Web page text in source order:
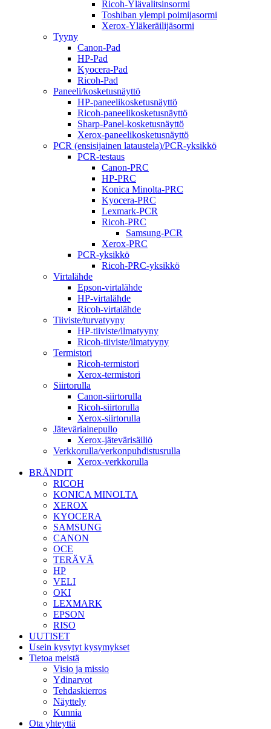
Ricoh-Ylävalitsinsormi
Toshiban ylempi poimijasormi
Xerox-Yläkeräilijäsormi
Tyyny
Canon-Pad
HP-Pad
Kyocera-Pad
Ricoh-Pad
Paneeli/kosketusnäyttö
HP-paneelikosketusnäyttö
Ricoh-paneelikosketusnäyttö
Sharp-Panel-kosketusnäyttö
Xerox-paneelikosketusnäyttö
PCR (ensisijainen lataustela)/PCR-yksikkö
PCR-testaus
Canon-PRC
HP-PRC
Konica Minolta-PRC
Kyocera-PRC
Lexmark-PCR
Ricoh-PRC
Samsung-PCR
Xerox-PRC
PCR-yksikkö
Ricoh-PRC-yksikkö
Virtalähde
Epson-virtalähde
HP-virtalähde
Ricoh-virtalähde
Tiiviste/turvatyyny
HP-tiiviste/ilmatyyny
Ricoh-tiiviste/ilmatyyny
Termistori
Ricoh-termistori
Xerox-termistori
Siirtorulla
Canon-siirtorulla
Ricoh-siirtorulla
Xerox-siirtorulla
Jäteväriainepullo
Xerox-jätevärisäiliö
Verkkorulla/verkonpuhdistusrulla
Xerox-verkkorulla
BRÄNDIT
RICOH
KONICA MINOLTA
XEROX
KYOCERA
SAMSUNG
CANON
OCE
TERÄVÄ
HP
VELI
OKI
LEXMARK
EPSON
RISO
UUTISET
Usein kysytyt kysymykset
Tietoa meistä
Visio ja missio
Ydinarvot
Tehdaskierros
Näyttely
Kunnia
Ota yhteyttä